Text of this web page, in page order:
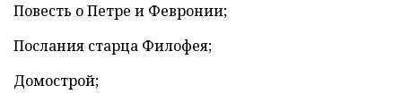
Повесть о Петре и Февронии;
Послания старца Филофея;
Домострой;